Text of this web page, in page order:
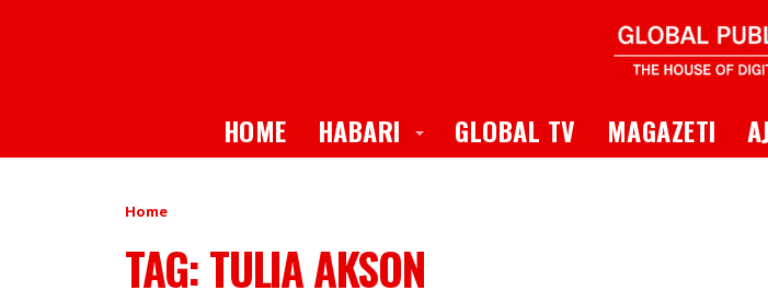
HOME HABARI Toggle Dropdown
GLOBAL TV MAGAZETI
Home
TAG: TULIA AKSON